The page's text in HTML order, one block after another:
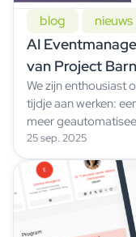
blog nieuws
AI
van Project
We zijn enthousiast
tijdje aan werken:
meer
25 sep. 2025